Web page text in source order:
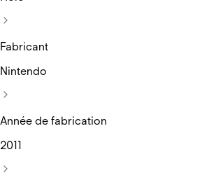
Fabricant
Nintendo
Année de fabrication
2011